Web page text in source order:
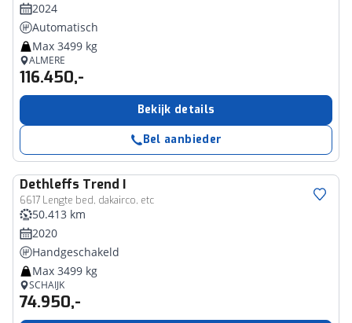
2024
Automatisch
Max 3499 kg
ALMERE
116.450,-
Bekijk details
Bel aanbieder
Dethleffs Trend I
6617 Lengte bed, dakairco, etc
50.413 km
2020
Handgeschakeld
Max 3499 kg
SCHAIJK
74.950,-